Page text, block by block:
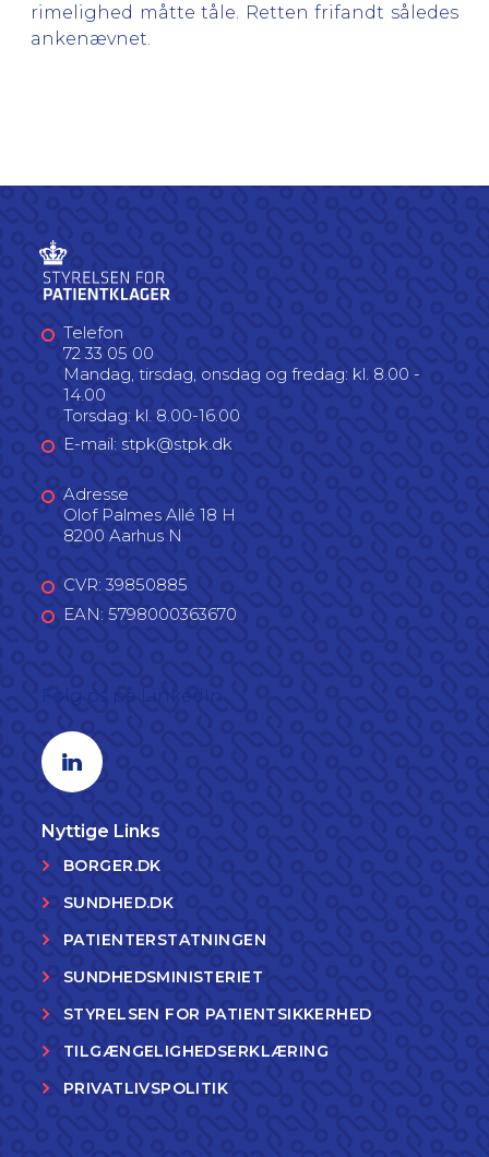
rimelighed måtte tåle. Retten frifandt således
ankenævnet.
Telefon
72 33 05 00
Mandag, tirsdag, onsdag og fredag: kl. 8.00 -
14.00
Torsdag: kl. 8.00-16.00
E-mail: stpk@stpk.dk
Adresse
Olof Palmes Allé 18 H
8200 Aarhus N
CVR: 39850885
EAN: 5798000363670
Linkedin profil
Nyttige Links
BORGER.DK
SUNDHED.DK
PATIENTERSTATNINGEN
SUNDHEDSMINISTERIET
STYRELSEN FOR PATIENTSIKKERHED
TILGÆNGELIGHEDSERKLÆRING
PRIVATLIVSPOLITIK